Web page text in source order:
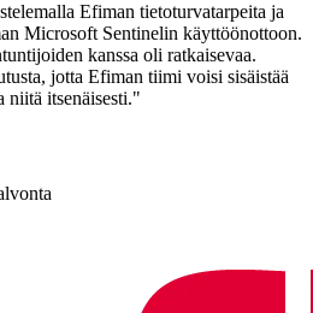
Efiman tietoturvatarpeita ja
Microsoft Sentinelin käyttöönottoon.
kanssa oli ratkaisevaa.
jotta Efiman tiimi voisi sisäistää
niitä itsenäisesti."